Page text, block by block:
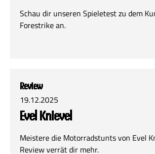
Schau dir unseren Spieletest zu dem
Forestrike an.
Review
19.12.2025
Evel Knievel
Meistere die Motorradstunts von Evel
Review verrät dir mehr.